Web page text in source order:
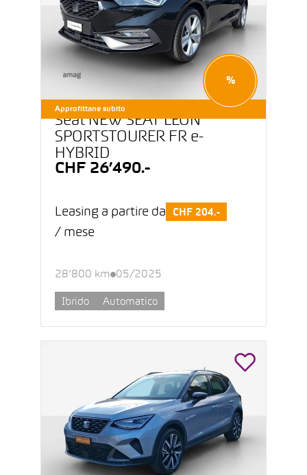
Approfittane subito
%
Seat NEW SEAT LEON
SPORTSTOURER FR e-
HYBRID
CHF 26’490.-
Leasing a partire da CHF 204.-
/ mese
28’800 km 05/2025
Ibrido Automatico